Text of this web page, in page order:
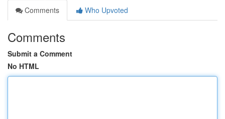
Comments
Who Upvoted
Comments
Submit a Comment
No HTML